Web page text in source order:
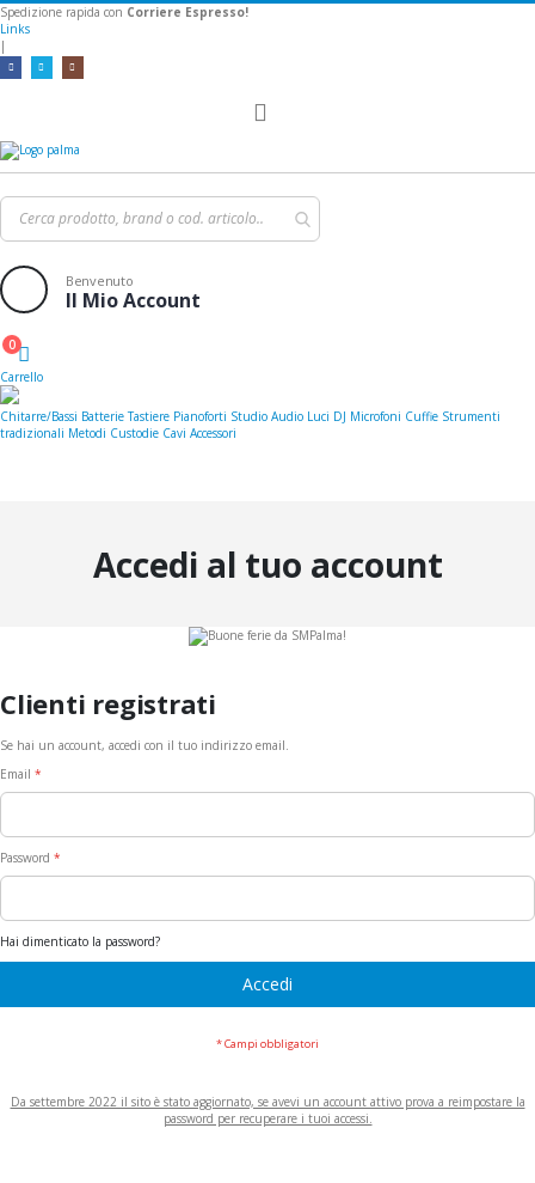
Spedizione rapida con Corriere Espresso!
Links
|
Benvenuto
Il Mio Account
Cart
0
Carrello
Chitarre/Bassi Batterie Tastiere Pianoforti Studio Audio Luci DJ Microfoni Cuffie Strumenti
tradizionali Metodi Custodie Cavi Accessori
Accedi al tuo account
Clienti registrati
Se hai un account, accedi con il tuo indirizzo email.
Email
Password
Hai dimenticato la password?
Accedi
Da settembre 2022 il sito è stato aggiornato, se avevi un account attivo prova a reimpostare la
password per recuperare i tuoi accessi.